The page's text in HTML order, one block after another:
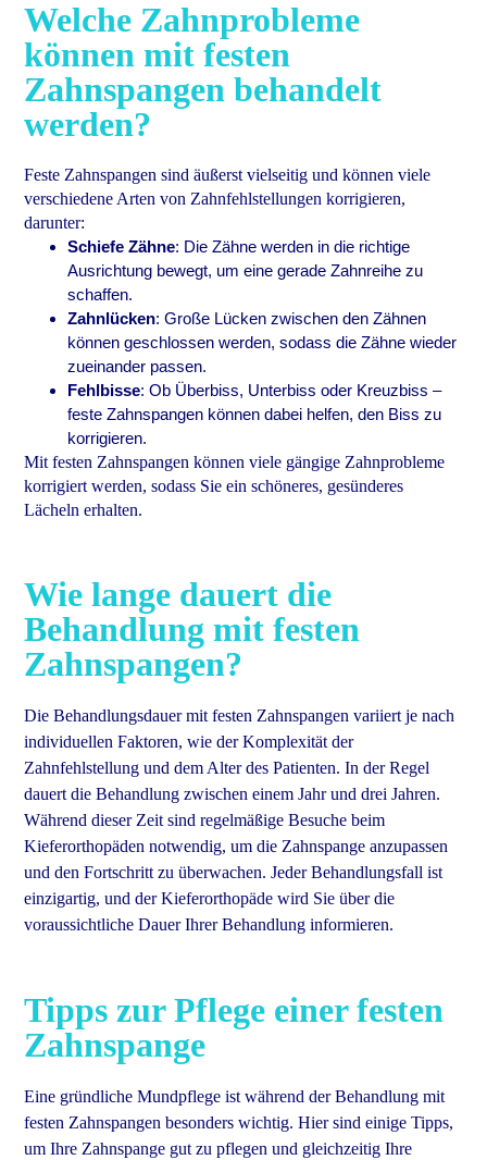
Welche Zahnprobleme
können mit festen
Zahnspangen behandelt
werden?
Feste Zahnspangen sind äußerst vielseitig und können viele
verschiedene Arten von Zahnfehlstellungen korrigieren,
darunter:
Schiefe Zähne: Die Zähne werden in die richtige
Ausrichtung bewegt, um eine gerade Zahnreihe zu
schaffen.
Zahnlücken: Große Lücken zwischen den Zähnen
können geschlossen werden, sodass die Zähne wieder
zueinander passen.
Fehlbisse: Ob Überbiss, Unterbiss oder Kreuzbiss –
feste Zahnspangen können dabei helfen, den Biss zu
korrigieren.
Mit festen Zahnspangen können viele gängige Zahnprobleme
korrigiert werden, sodass Sie ein schöneres, gesünderes
Lächeln erhalten.
Wie lange dauert die
Behandlung mit festen
Zahnspangen?
Die Behandlungsdauer mit festen Zahnspangen variiert je nach
individuellen Faktoren, wie der Komplexität der
Zahnfehlstellung und dem Alter des Patienten. In der Regel
dauert die Behandlung zwischen einem Jahr und drei Jahren.
Während dieser Zeit sind regelmäßige Besuche beim
Kieferorthopäden notwendig, um die Zahnspange anzupassen
und den Fortschritt zu überwachen. Jeder Behandlungsfall ist
einzigartig, und der Kieferorthopäde wird Sie über die
voraussichtliche Dauer Ihrer Behandlung informieren.
Tipps zur Pflege einer festen
Zahnspange
Eine gründliche Mundpflege ist während der Behandlung mit
festen Zahnspangen besonders wichtig. Hier sind einige Tipps,
um Ihre Zahnspange gut zu pflegen und gleichzeitig Ihre